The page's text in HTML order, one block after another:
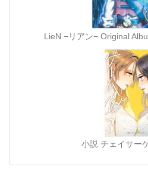
LieN −リアン− Original
小説 チェイサー